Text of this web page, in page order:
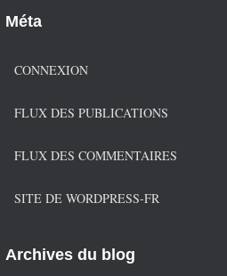
Méta
CONNEXION
FLUX DES PUBLICATIONS
FLUX DES COMMENTAIRES
SITE DE WORDPRESS-FR
Archives du blog